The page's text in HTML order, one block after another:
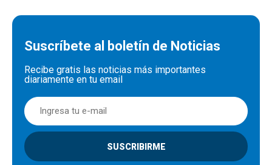
Suscríbete al boletín de Noticias
Recibe gratis las noticias más importantes
diariamente en tu email
SUSCRIBIRME